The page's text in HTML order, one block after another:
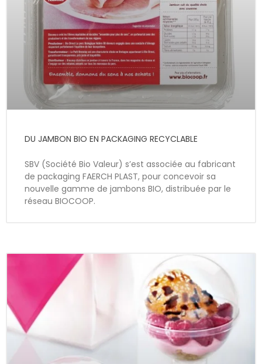
DU JAMBON BIO EN PACKAGING RECYCLABLE
SBV (Société Bio Valeur) s’est associée au fabricant
de packaging FAERCH PLAST, pour concevoir sa
nouvelle gamme de jambons BIO, distribuée par le
réseau BIOCOOP.